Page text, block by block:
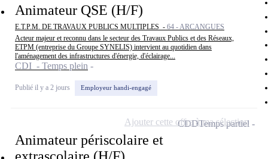
Animateur QSE (H/F)
E.T.P.M. DE TRAVAUX PUBLICS MULTIPLES - 64 - ARCANGUES
Acteur majeur et reconnu dans le secteur des Travaux Publics et des Réseaux,
ETPM (entreprise du Groupe SYNELIS) intervient au quotidien dans
l'aménagement des infrastructures d'énergie, d'éclairage...
CDI - Temps plein
Publié il y a 2 jours Employeur handi-engagé
Animateur périscolaire et
CDDTemps partiel
Ajouter cette offre à ma sélection